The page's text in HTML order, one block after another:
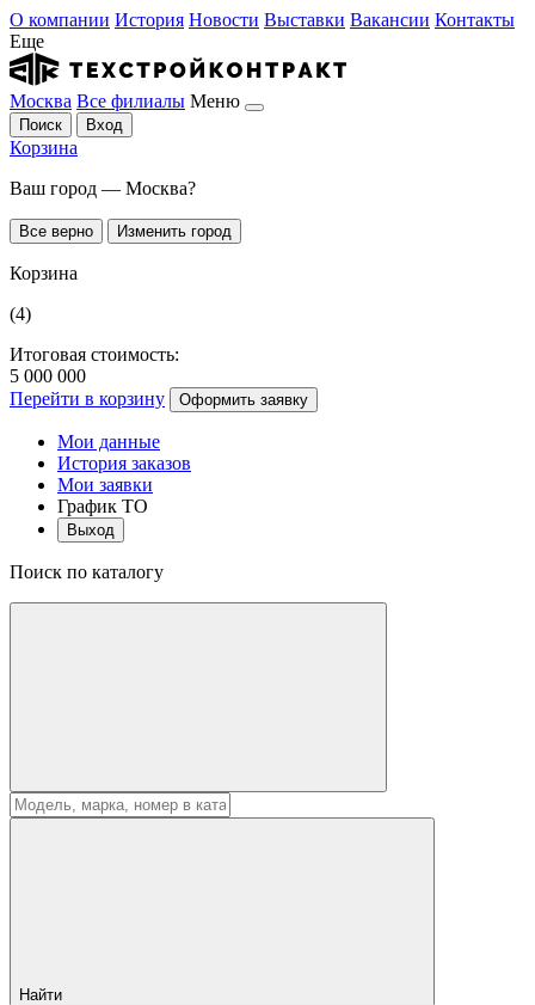
О компании История Новости Выставки Вакансии Контакты
Еще
Москва Все филиалы Меню
Поиск Вход
Корзина
Ваш город — Москва?
Все верно Изменить город
Корзина
(4)
Итоговая стоимость:
5 000 000
Перейти в корзину
Оформить заявку
Мои данные
История заказов
Мои заявки
График ТО
Выход
Поиск по каталогу
Найти